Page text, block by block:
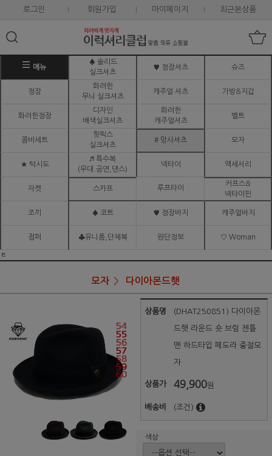
로그인 회원가입 마이페이지 최근본상품
메뉴
♠ 솔리드
실크셔츠
♥ 정장셔츠 슈즈
정장
화려한
무늬 실크셔츠
캐주얼 셔츠 가방&지갑
화려한정장
디자인
배색실크셔츠
화려한
캐주얼셔츠
벨트
콤비세트
핫픽스
실크셔츠
# 망사셔츠 모자
★ 턱시도
♬ 특수복
(무대.공연,댄스)
넥타이 액세서리
자켓 스카프 루프타이
커프스&
넥타이핀
조끼 ♠ 코트 ♥ 정장바지 캐주얼바지
점퍼 ♣유니폼,단체복 원단정보 ♡ Woman
ㅌ
모자 다이아몬드햇
상품명 (DHAT250851) 다이아몬
드햇 라운드 숏 브림 젠틀
맨 하드타입 페도라 중절모
자
상품가 49,900원
배송비 (조건)
색상